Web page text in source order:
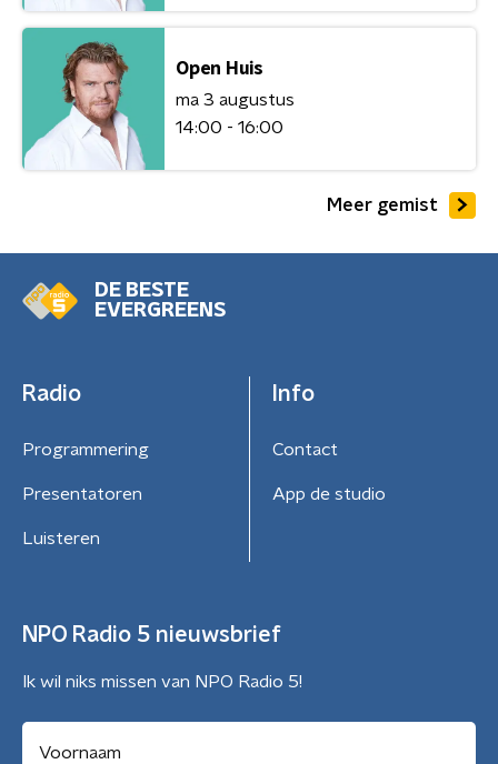
Open Huis
ma 3 augustus
14:00 - 16:00
Meer gemist
DE BESTE
EVERGREENS
Radio
Programmering
Presentatoren
Luisteren
Info
Contact
App de studio
NPO Radio 5 nieuwsbrief
Ik wil niks missen van NPO Radio 5!